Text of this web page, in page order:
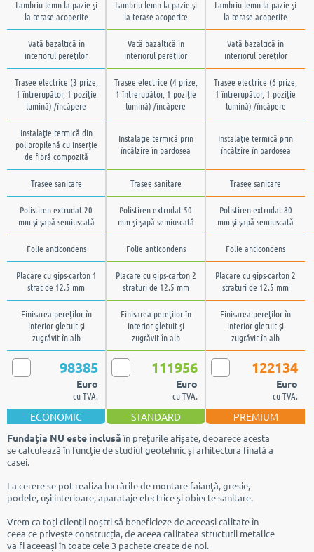
Lambriu lemn la pazie şi
la terase acoperite
Lambriu lemn la pazie şi
la terase acoperite
Lambriu lemn la pazie şi
la terase acoperite
Vată bazaltică în
interiorul pereţilor
Vată bazaltică în
interiorul pereţilor
Vată bazaltică în
interiorul pereţilor
Trasee electrice (3 prize,
1 întrerupător, 1 poziţie
lumină) /încăpere
Trasee electrice (4 prize,
1 întrerupător, 1 poziţie
lumină) /încăpere
Trasee electrice (6 prize,
1 întrerupător, 1 poziţie
lumină) /încăpere
Instalaţie termică din
polipropilenă cu inserţie
de fibră compozită
Instalaţie termică prin
încălzire în pardosea
Instalaţie termică prin
încălzire în pardosea
Trasee sanitare Trasee sanitare Trasee sanitare
Polistiren extrudat 20
mm şi şapă semiuscată
Polistiren extrudat 50
mm şi şapă semiuscată
Polistiren extrudat 80
mm şi şapă semiuscată
Folie anticondens Folie anticondens Folie anticondens
Placare cu gips-carton 1
strat de 12.5 mm
Placare cu gips-carton 2
straturi de 12.5 mm
Placare cu gips-carton 2
straturi de 12.5 mm
Finisarea pereţilor în
interior gletuit şi
zugrăvit în alb
Finisarea pereţilor în
interior gletuit şi
zugrăvit în alb
Finisarea pereţilor în
interior gletuit şi
zugrăvit în alb
98385
Euro
cu TVA.
111956
Euro
cu TVA.
122134
Euro
cu TVA.
ECONOMIC STANDARD
PREMIUM
Fundația NU este inclusă în prețurile afișate, deoarece acesta
se calculează în funcție de studiul geotehnic și arhitectura finală a
casei.
La cerere se pot realiza lucrările de montare faianţă, gresie,
podele, uşi interioare, aparataje electrice şi obiecte sanitare.
Vrem ca toți clienții noștri să beneficieze de aceeași calitate în
ceea ce privește construcția, de aceea calitatea structurii metalice
va fi aceeași în toate cele 3 pachete create de noi.